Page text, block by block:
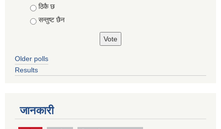
ठिकै छ
सन्तुष्ट छैन
Older polls
Results
जानकारी